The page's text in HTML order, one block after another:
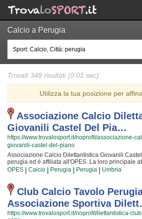
Calcio a Perugia
Trovati 349 risultati (0.01 sec)
Utilizza la tua posizione per
Associazione Calcio
Giovanili Castel Del Pia…
https://www.trovalosport.it/noprofit/associazione-
giovanili-castel-del-piano
Associazione Calcio Dilettantistica Giovanili
perugia ed è affiliata all'OPES. La loro principale
promuovere il calcio offrendo corsi rivolti a bambini
Calcio Dilettantistica Giovanili Castel Del Piano è
perugia ha educato generazioni di atleti,
percorso di crescita e di maturazione tipico degli
istruttori di calcio sono tra i più esperti e qualificati
sicuramente i più adatti a sviluppare il talento dei
giocare e dei ragazzi che vogliono raggiungere
questo motivo Associazione Calcio Dilettantistica
OPES | Calcio | Perugia | Perugia | Umbria
Club Calcio Tavolo
Associazione Sportiva
https://www.trovalosport.it/noprofit/ilettantistica-